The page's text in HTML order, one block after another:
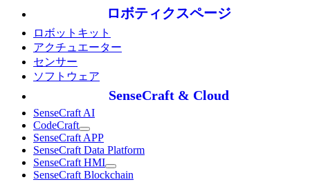
ロボティクスページ
ロボットキット
アクチュエーター
センサー
ソフトウェア
SenseCraft & Cloud
SenseCraft AI
CodeCraft
SenseCraft APP
SenseCraft Data Platform
SenseCraft HMI
SenseCraft Blockchain